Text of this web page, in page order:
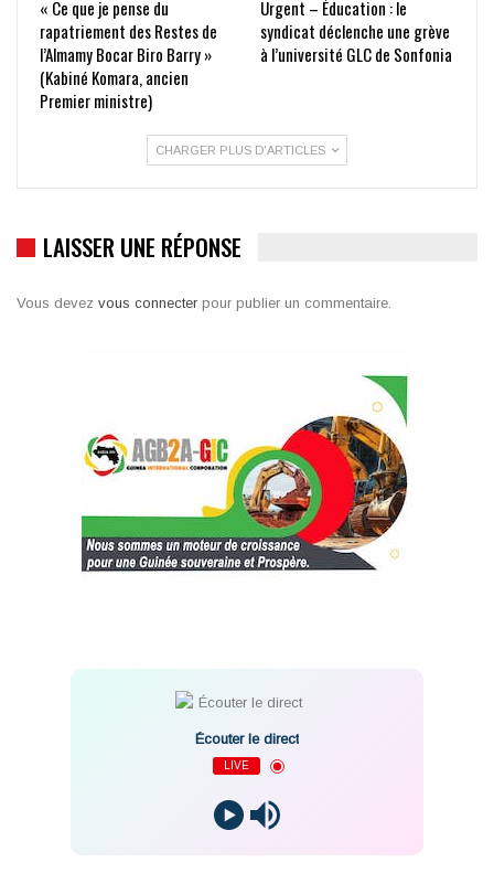
« Ce que je pense du
rapatriement des Restes de
l’Almamy Bocar Biro Barry »
(Kabiné Komara, ancien
Premier ministre)
Urgent – Éducation : le
syndicat déclenche une grève
à l’université GLC de Sonfonia
CHARGER PLUS D'ARTICLES
LAISSER UNE RÉPONSE
Vous devez vous connecter pour publier un commentaire.
Écouter le direct
LIVE